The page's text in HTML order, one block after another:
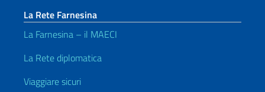
La Rete Farnesina
La Farnesina – il MAECI
La Rete diplomatica
Viaggiare sicuri